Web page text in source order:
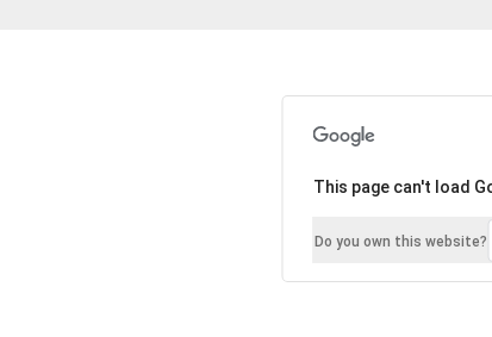
This page can't load
Do you own this website?